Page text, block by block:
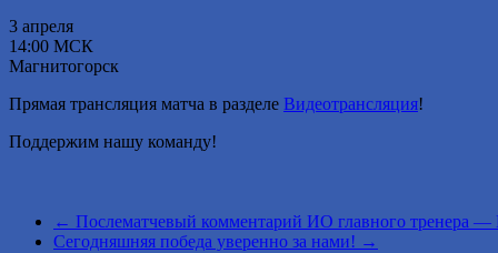
3 апреля
14:00 МСК
Магнитогорск
Прямая трансляция матча в разделе Видеотрансляция!
Поддержим нашу команду!
← Послематчевый комментарий ИО главного тренера —
Сегодняшняя победа уверенно за нами! →